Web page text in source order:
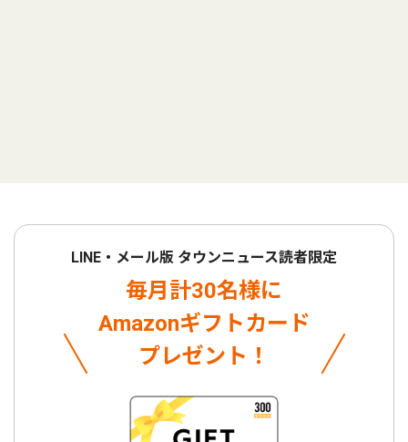
LINE・メール版 タウンニュース読者限定
毎月計30名様に
Amazonギフトカード
プレゼント！